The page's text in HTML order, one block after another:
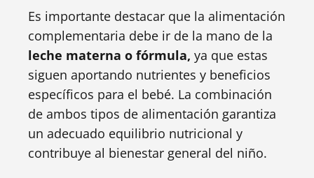
Es importante destacar que la alimentación
complementaria debe ir de la mano de la
leche materna o fórmula, ya que estas
siguen aportando nutrientes y beneficios
específicos para el bebé. La combinación
de ambos tipos de alimentación garantiza
un adecuado equilibrio nutricional y
contribuye al bienestar general del niño.